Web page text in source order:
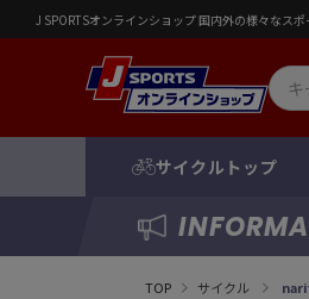
J SPORTSオンラインショップ 国内外の様々なス
サイクルトップ
TOP サイクル